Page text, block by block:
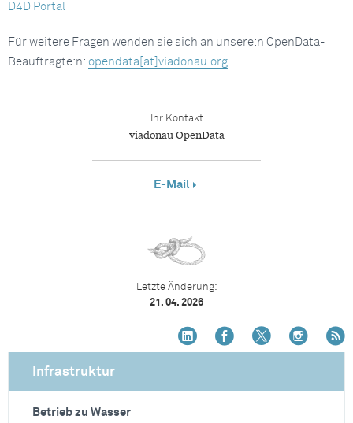
D4D Portal
Für weitere Fragen wenden sie sich an unsere:n OpenData-
Beauftragte:n: opendata[at]viadonau.org.
Ihr Kontakt
viadonau OpenData
E-Mail
Letzte Änderung:
21. 04. 2026
Infrastruktur
Betrieb zu Wasser